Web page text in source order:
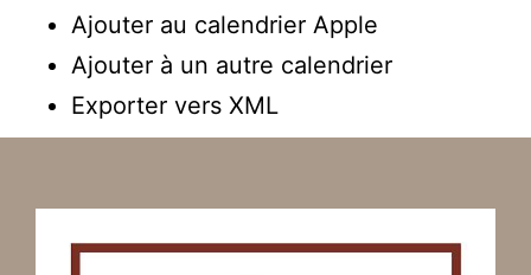
Ajouter au calendrier Apple
Ajouter à un autre calendrier
Exporter vers XML